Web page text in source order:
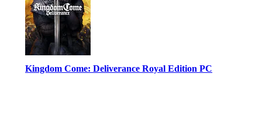
Kingdom Come: Deliverance Royal Edition PC